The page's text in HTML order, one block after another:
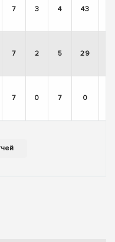
7 3 4 43
7 2 5 29
7 0 7 0